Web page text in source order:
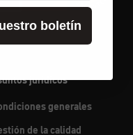
jurídicos
generales
de la calidad
boletín